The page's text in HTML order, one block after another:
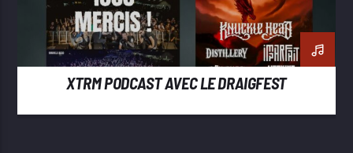
XTRM PODCAST AVEC LE DRAIGFEST